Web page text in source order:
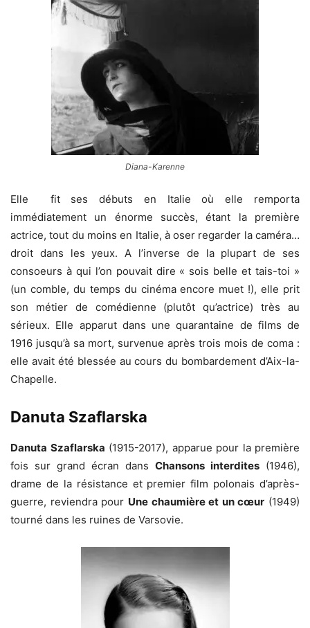
Diana-Karenne
Elle fit ses débuts en Italie où elle remporta
immédiatement un énorme succès, étant la première
actrice, tout du moins en Italie, à oser regarder la caméra…
droit dans les yeux. A l’inverse de la plupart de ses
consoeurs à qui l’on pouvait dire « sois belle et tais-toi »
(un comble, du temps du cinéma encore muet !), elle prit
son métier de comédienne (plutôt qu’actrice) très au
sérieux. Elle apparut dans une quarantaine de films de
1916 jusqu’à sa mort, survenue après trois mois de coma :
elle avait été blessée au cours du bombardement d’Aix-la-
Chapelle.
Danuta Szaflarska
Danuta Szaflarska (1915-2017), apparue pour la première
fois sur grand écran dans Chansons interdites (1946),
drame de la résistance et premier film polonais d’après-
guerre, reviendra pour Une chaumière et un cœur (1949)
tourné dans les ruines de Varsovie.